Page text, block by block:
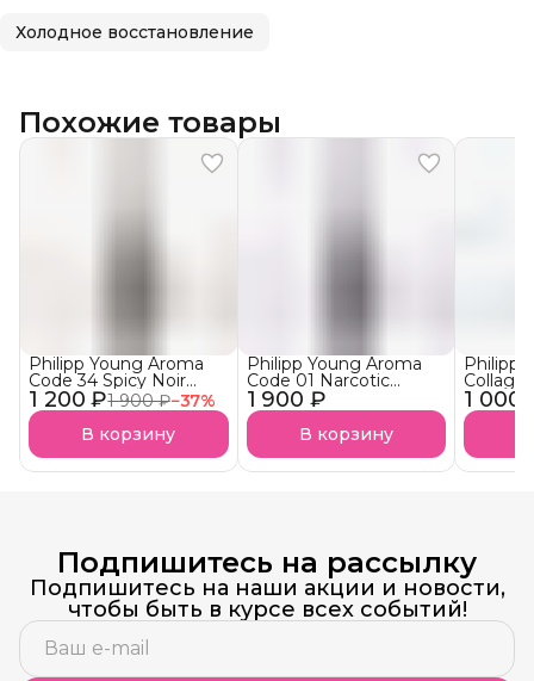
Холодное восстановление
Похожие товары
1 200 ₽1 900 ₽−37%
Philipp Young Aroma
Code 34 Spicy Noir
Арома-Бустер Пряный
нуар АКЦИЯ!
В корзину
1 900 ₽
Philipp Young Aroma
Code 01 Narcotic
Blossom Арома-
Бустер
Наркотический
Цветок
В корзину
1 000
Philipp
Ultra
Подпишитесь на рассылку
Подпишитесь на наши акции и новости,
чтобы быть в курсе всех событий!